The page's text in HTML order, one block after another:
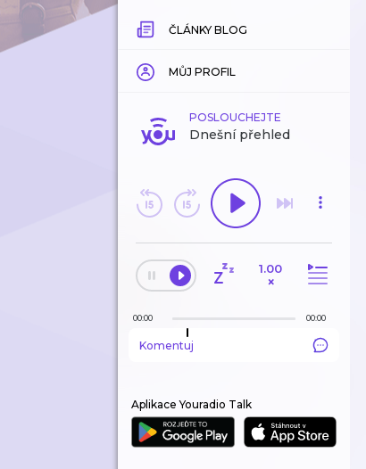
ČLÁNKY BLOG
MŮJ PROFIL
POSLOUCHEJTE
Dnešní přehled
1.00
×
00:00 00:00
Komentuj
Aplikace Youradio Talk